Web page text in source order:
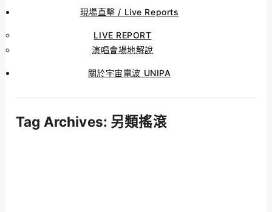
現場直擊 / Live Reports
LIVE REPORT
演唱會場地解說
關於宇宙電波 UNIPA
Tag Archives: 另類搖滾